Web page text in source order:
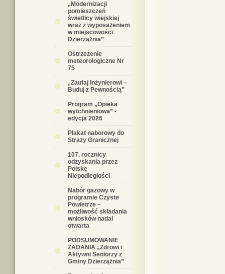
„Modernizacji
pomieszczeń
świetlicy wiejskiej
wraz z wyposażeniem
w miejscowości
Dzierzążnia”
Ostrzeżenie
meteorologiczne Nr
75
„Zaufaj Inżynierowi –
Buduj z Pewnością”
Program „Opieka
wytchnieniowa” -
edycja 2026
Plakat naborowy do
Straży Granicznej
107. rocznicy
odzyskania przez
Polskę
Niepodległości
Nabór gazowy w
programie Czyste
Powietrze –
możliwość składania
wniosków nadal
otwarta
PODSUMOWANIE
ZADANIA „Zdrowi i
Aktywni Seniorzy z
Gminy Dzierzążnia”